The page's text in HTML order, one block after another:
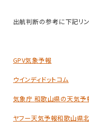
出航判断の参考に下記リン
GPV気象予報
ウインディドットコム
気象庁 和歌山県の天気予
ヤフー天気予報和歌山県